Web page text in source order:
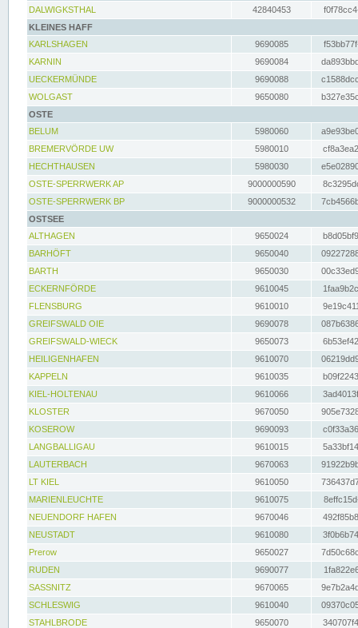
DALWIGKSTHAL
42840453
KLEINES HAFF
KARLSHAGEN
9690085
KARNIN
9690084
UECKERMÜNDE
9690088
WOLGAST
9650080
OSTE
BELUM
5980060
BREMERVÖRDE UW
5980010
HECHTHAUSEN
5980030
OSTE-SPERRWERK AP
9000000590
OSTE-SPERRWERK BP
9000000532
OSTSEE
ALTHAGEN
9650024
BARHÖFT
9650040
BARTH
9650030
ECKERNFÖRDE
9610045
FLENSBURG
9610010
GREIFSWALD OIE
9690078
GREIFSWALD-WIECK
9650073
HEILIGENHAFEN
9610070
KAPPELN
9610035
KIEL-HOLTENAU
9610066
KLOSTER
9670050
KOSEROW
9690093
LANGBALLIGAU
9610015
LAUTERBACH
9670063
LT KIEL
9610050
MARIENLEUCHTE
9610075
NEUENDORF HAFEN
9670046
NEUSTADT
9610080
Prerow
9650027
RUDEN
9690077
SASSNITZ
9670065
SCHLESWIG
9610040
STAHLBRODE
9650070